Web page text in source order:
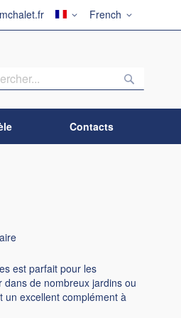
Langue
French
Pays
Contacts
est parfait pour les
de nombreux jardins ou
un excellent complément à